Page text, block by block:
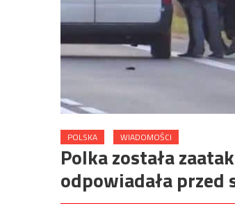
POLSKA WIADOMOŚCI
Polka została
odpowiadała przed